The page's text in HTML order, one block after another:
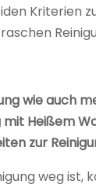
Kriterien
wie auch
Heißem
zur
weg ist,